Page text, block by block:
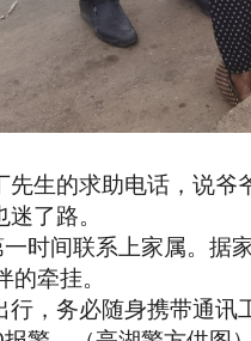
生的求助电话，说爷
了路。
时间联系上家属。据
牵挂。
，务必随身携带通讯